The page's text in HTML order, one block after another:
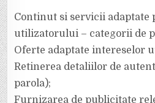
Continut si servicii
utilizatorului – categorii de
Oferte adaptate intereselor
Retinerea detaliilor de
parola);
Furnizarea de publicitate